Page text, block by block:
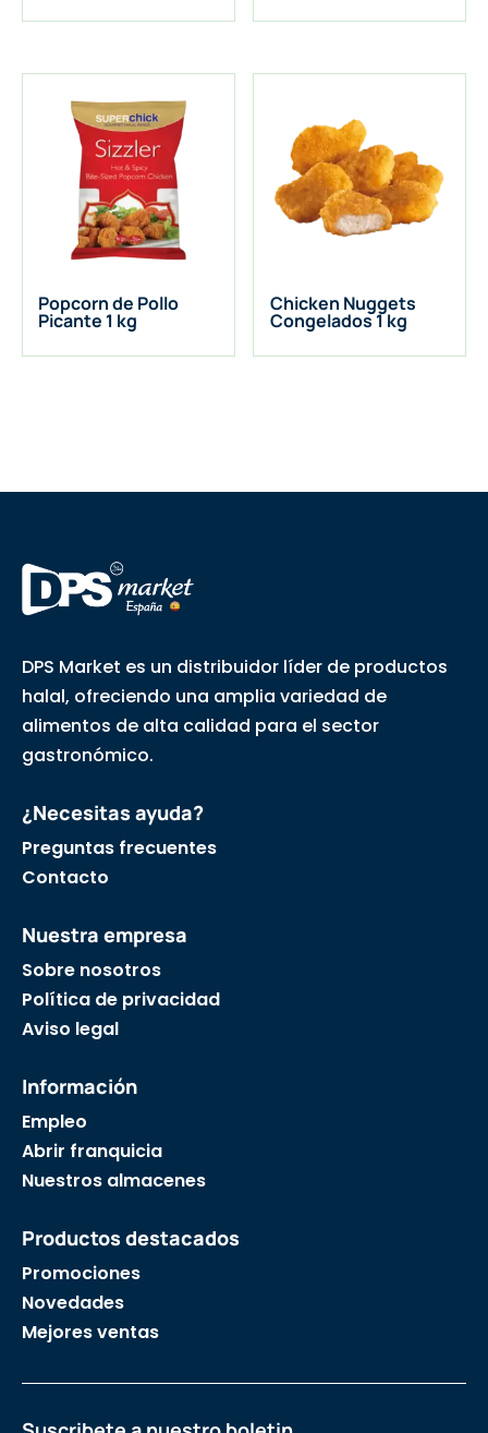
Popcorn de Pollo
Picante 1 kg
Chicken Nuggets
Congelados 1 kg
DPS Market es un distribuidor líder de productos
halal, ofreciendo una amplia variedad de
alimentos de alta calidad para el sector
gastronómico.
¿Necesitas ayuda?
Preguntas frecuentes
Contacto
Nuestra empresa
Sobre nosotros
Política de privacidad
Aviso legal
Información
Empleo
Abrir franquicia
Nuestros almacenes
Productos destacados
Promociones
Novedades
Mejores ventas